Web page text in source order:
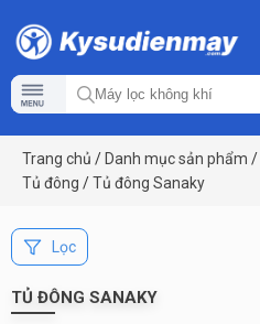
Trang chủ / Danh mục sản phẩm /
Tủ đông /Tủ đông Sanaky
Lọc
TỦ ĐÔNG SANAKY